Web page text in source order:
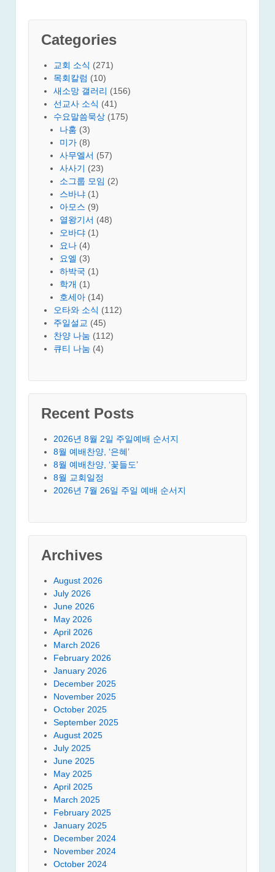
Categories
교회 소식 (271)
목회칼럼 (10)
새소망 갤러리 (156)
선교사 소식 (41)
수요말씀묵상 (175)
나훔 (3)
미가 (8)
사무엘서 (57)
사사기 (23)
소그룹 모임 (2)
스바냐 (1)
아모스 (9)
열왕기서 (48)
오바댜 (1)
요나 (4)
요엘 (3)
하박국 (1)
학개 (1)
호세아 (14)
오타와 소식 (112)
주일설교 (45)
찬양 나눔 (112)
큐티 나눔 (4)
Recent Posts
2026년 8월 2일 주일예배 순서지
8월 예배찬양, ‘은혜’
8월 예배찬양, ‘꽃들도’
8월 교회일정
2026년 7월 26일 주일 예배 순서지
Archives
August 2026
July 2026
June 2026
May 2026
April 2026
March 2026
February 2026
January 2026
December 2025
November 2025
October 2025
September 2025
August 2025
July 2025
June 2025
May 2025
April 2025
March 2025
February 2025
January 2025
December 2024
November 2024
October 2024